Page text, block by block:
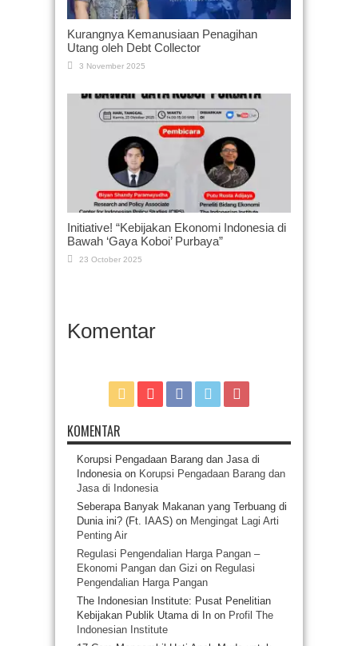
Kurangnya Kemanusiaan Penagihan
Utang oleh Debt Collector
3 November 2025
Initiative! “Kebijakan Ekonomi Indonesia di
Bawah ‘Gaya Koboi’ Purbaya”
23 October 2025
Komentar
KOMENTAR
Korupsi Pengadaan Barang dan Jasa di
Indonesiaon Korupsi Pengadaan Barang dan
Jasa di Indonesia
Seberapa Banyak Makanan yang Terbuang di
Dunia ini? (Ft. IAAS) on Mengingat Lagi Arti
Penting Air
Regulasi Pengendalian Harga Pangan –
Ekonomi Pangan dan Gizi on Regulasi
Pengendalian Harga Pangan
The Indonesian Institute: Pusat Penelitian
Kebijakan Publik Utama di In on Profil The
Indonesian Institute